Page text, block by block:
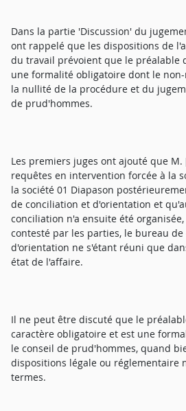
Dans la partie 'Discussion' du
ont rappelé que les dispositions de
du travail prévoient que le préalable
une formalité obligatoire dont le
la nullité de la procédure et du
de prud'hommes.
Les premiers juges ont ajouté que
requêtes en intervention forcée à la
la société 01 Diapason
de conciliation et d'orientation et
conciliation n'a ensuite été
contesté par les parties, le bureau
d'orientation ne s'étant réuni que
état de l'affaire.
Il ne peut être discuté que le
caractère obligatoire et est une
le conseil de prud'hommes, quand
dispositions légale ou réglementaire
termes.